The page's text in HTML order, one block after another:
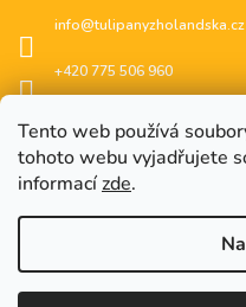
Tento web používá
tohoto webu vyjadřujete
informacízde.
info@tulipanyzholandska.cz
+420 775 506 960
instagram